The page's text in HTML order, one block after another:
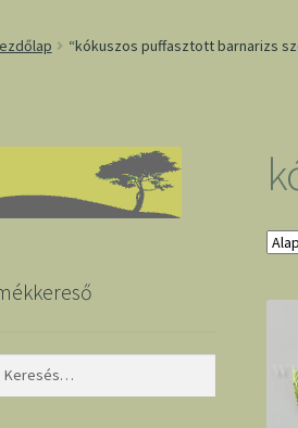
“kókuszos puffasztott barnarizs